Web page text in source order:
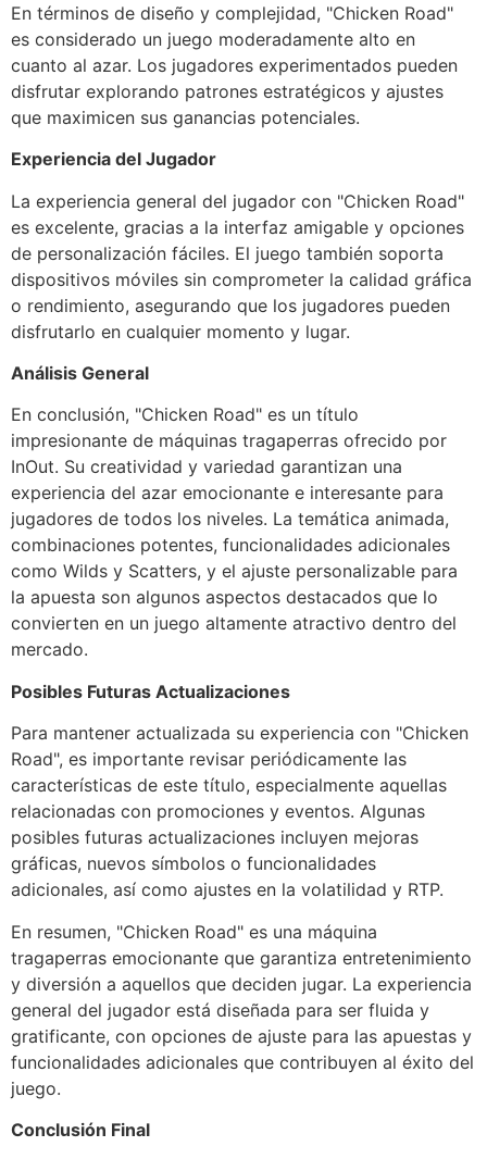
En términos de diseño y complejidad, "Chicken Road"
es considerado un juego moderadamente alto en
cuanto al azar. Los jugadores experimentados pueden
disfrutar explorando patrones estratégicos y ajustes
que maximicen sus ganancias potenciales.
Experiencia del Jugador
La experiencia general del jugador con "Chicken Road"
es excelente, gracias a la interfaz amigable y opciones
de personalización fáciles. El juego también soporta
dispositivos móviles sin comprometer la calidad gráfica
o rendimiento, asegurando que los jugadores pueden
disfrutarlo en cualquier momento y lugar.
Análisis General
En conclusión, "Chicken Road" es un título
impresionante de máquinas tragaperras ofrecido por
InOut. Su creatividad y variedad garantizan una
experiencia del azar emocionante e interesante para
jugadores de todos los niveles. La temática animada,
combinaciones potentes, funcionalidades adicionales
como Wilds y Scatters, y el ajuste personalizable para
la apuesta son algunos aspectos destacados que lo
convierten en un juego altamente atractivo dentro del
mercado.
Posibles Futuras Actualizaciones
Para mantener actualizada su experiencia con "Chicken
Road", es importante revisar periódicamente las
características de este título, especialmente aquellas
relacionadas con promociones y eventos. Algunas
posibles futuras actualizaciones incluyen mejoras
gráficas, nuevos símbolos o funcionalidades
adicionales, así como ajustes en la volatilidad y RTP.
En resumen, "Chicken Road" es una máquina
tragaperras emocionante que garantiza entretenimiento
y diversión a aquellos que deciden jugar. La experiencia
general del jugador está diseñada para ser fluida y
gratificante, con opciones de ajuste para las apuestas y
funcionalidades adicionales que contribuyen al éxito del
juego.
Conclusión Final